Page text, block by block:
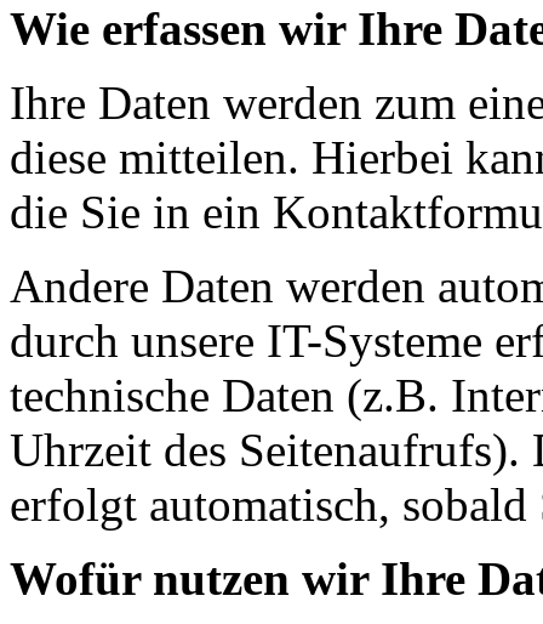
Wie erfassen wir Ihre
Ihre Daten werden zum
diese mitteilen. Hierbei
die Sie in ein
Andere Daten werden
durch unsere IT-Systeme
technische Daten (z.B.
Uhrzeit des Seitenaufrufs).
erfolgt automatisch, sobald
Wofür nutzen wir Ihre